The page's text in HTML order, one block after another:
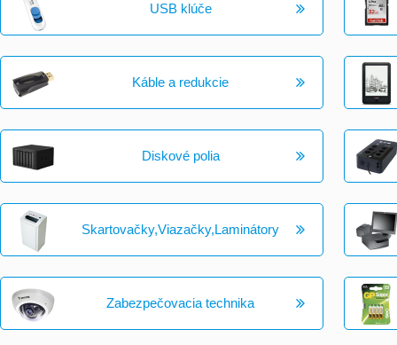
USB klúče
Káble a redukcie
Diskové polia
Skartovačky,Viazačky,Laminátory
Zabezpečovacia technika